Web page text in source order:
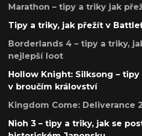
Marathon – tipy a triky jak
Tipy a triky, jak přežít v
Borderlands 4 – tipy a triky,
nejlepší loot
Hollow Knight: Silksong –
v broučím království
Kingdom Come: Deliverance
Nioh 3 – tipy a triky, jak se